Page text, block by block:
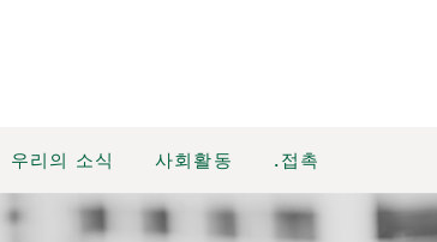
우리의 소식 사회활동 .접촉